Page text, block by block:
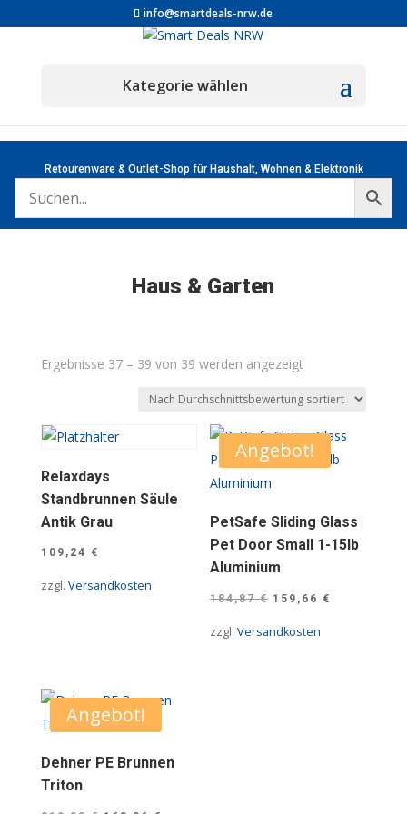
info@smartdeals-nrw.de
Retourenware & Outlet-Shop für Haushalt, Wohnen & Elektronik
Haus & Garten
Ergebnisse 37 – 39 von 39 werden angezeigtNach
sortiert
Relaxdays
Standbrunnen Säule
Antik Grau
109,24 €
zzgl. Versandkosten
Angebot!
PetSafe Sliding Glass
Pet Door Small 1-15lb
Aluminium
184,87€ Ursprünglicher
159,66 €
zzgl.Versandkosten
Angebot!
Dehner PE Brunnen
Triton